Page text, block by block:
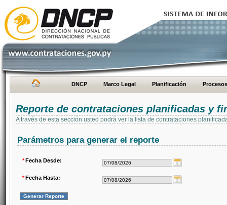
DNCP Marco Legal Planificación Procesos
Reporte de contrataciones planificadas y
A través de esta sección usted podrá ver la lista de contrataciones
Parámetros para generar el reporte
*Fecha Desde:
*Fecha Hasta: